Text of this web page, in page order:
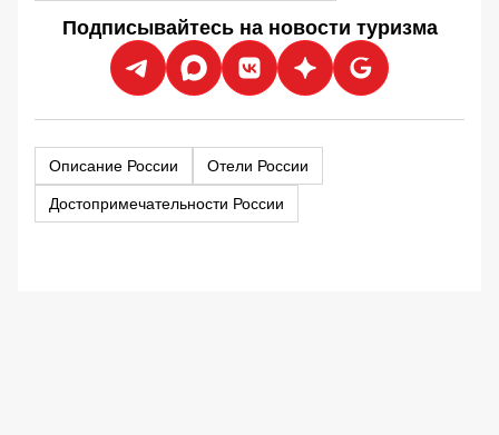
Подписывайтесь на новости туризма
Описание России Отели России
Достопримечательности России